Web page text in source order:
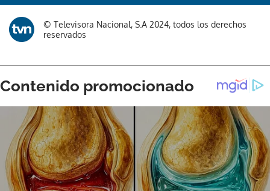
© Televisora Nacional, S.A 2024, todos los derechos
reservados